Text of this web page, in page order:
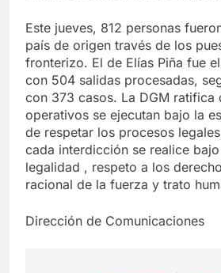
Este jueves, 812 personas
país de origen través de los
fronterizo. El de Elías Piña fue
con 504 salidas procesadas,
con 373 casos. La DGM ratifica
operativos se ejecutan bajo la
de respetar los procesos
cada interdicción se realice
legalidad , respeto a los
racional de la fuerza y trato
Dirección de Comunicaciones